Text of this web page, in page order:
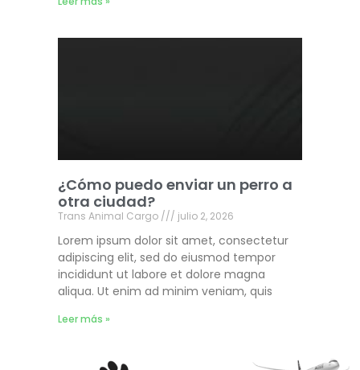
¿Cómo puedo enviar un perro a
otra ciudad?
Trans Animal Cargo julio 2, 2026
Lorem ipsum dolor sit amet, consectetur
adipiscing elit, sed do eiusmod tempor
incididunt ut labore et dolore magna
aliqua. Ut enim ad minim veniam, quis
Leer más »